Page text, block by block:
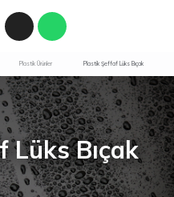
Bıçak
Plastik Ürünler Plastik Şeffaf Lüks Bıçak